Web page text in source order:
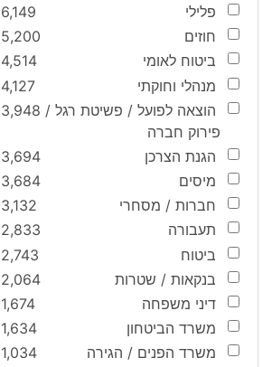
פלילי
6,149
חוזים
5,200
ביטוח לאומי
4,514
מנהלי וחוקתי
4,127
הוצאה לפועל / פשיטת רגל /
פירוק חברה
3,948
הגנת הצרכן
3,694
מיסים
3,684
חברות / מסחרי
3,132
תעבורה
2,833
ביטוח
2,743
בנקאות / שטרות
2,064
דיני משפחה
1,674
משרד הביטחון
1,634
משרד הפנים / הגירה
1,034